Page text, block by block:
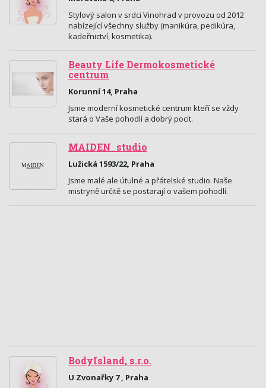
Stylový salon v srdci Vinohrad v provozu od 2012
nabízející všechny služby (manikúra, pedikúra,
kadeřnictví, kosmetika).
Beauty Life Dermokosmetické
centrum
Korunní 14, Praha
Jsme moderní kosmetické centrum kteří se vždy
stará o Vaše pohodlí a dobrý pocit.
MAIDEN_studio
Lužická 1593/22, Praha
Jsme malé ale útulné a přátelské studio. Naše
mistryně určitě se postarají o vašem pohodlí.
BodyIsland, s.r.o.
U Zvonařky 7 , Praha